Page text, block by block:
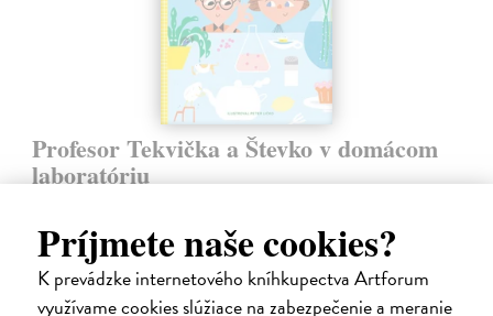
Príjmete naše cookies?
K prevádzke internetového kníhkupectva Artforum
využívame cookies slúžiace na zabezpečenie a meranie
Profesor Tekvička a Števko v domácom
laboratóriu
recyklovaný papier aj dúhu? Vyskúšajte so svojimi deťmi tridsať
jednoduchých pokusov s bežnými predmetmi a materiálmi.
Na sklade